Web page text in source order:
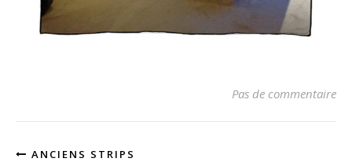
Pas de commentaire
ANCIENS STRIPS